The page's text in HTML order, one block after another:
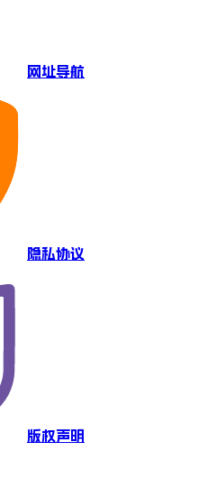
网址导航
隐私协议
版权声明